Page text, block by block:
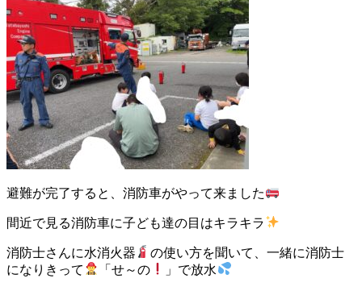
避難が完了すると、消防車がやって来ました
間近で見る消防車に子ども達の目はキラキラ
消防士さんに水消火器
の使い方を聞いて、一緒に消防士
になりきって
「せ～の 」で放水